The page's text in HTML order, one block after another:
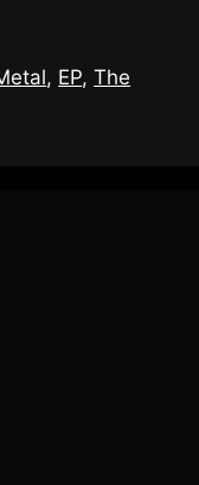
, EP,The